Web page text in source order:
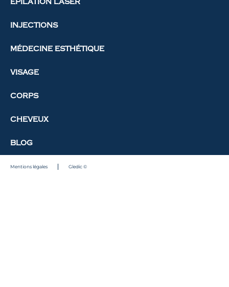
ÉPILATION LASER
INJECTIONS
MÉDECINE ESTHÉTIQUE
VISAGE
CORPS
CHEVEUX
BLOG
Mentions légales Gledic ©